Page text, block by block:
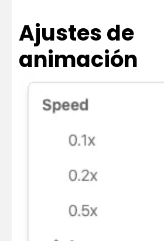
Ajustes de
animación